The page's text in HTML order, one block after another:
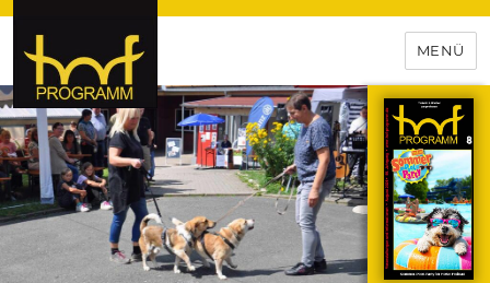
hof-programm – das
Veranstaltungsportal für
Hochfranken
MENÜ